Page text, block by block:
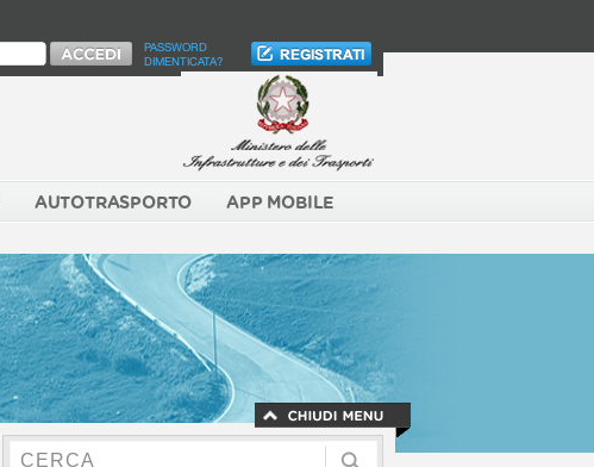
PASSWORD
DIMENTICATA?
AUTOTRASPORTO APP MOBILE